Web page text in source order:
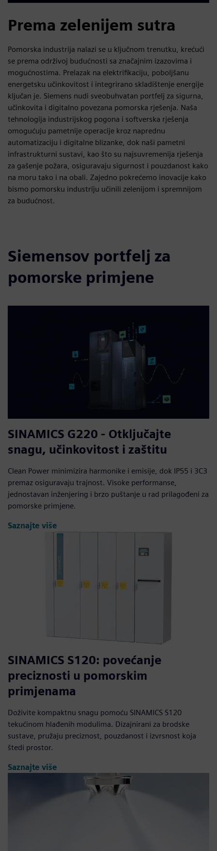
Prema zelenijem sutra
Pomorska industrija nalazi se u ključnom trenutku, krećući
se prema održivoj budućnosti sa značajnim izazovima i
mogućnostima. Prelazak na elektrifikaciju, poboljšanu
energetsku učinkovitost i integrirano skladištenje energije
ključan je. Siemens nudi sveobuhvatan portfelj za sigurna,
učinkovita i digitalno povezana pomorska rješenja. Naša
tehnologija industrijskog pogona i softverska rješenja
omogućuju pametnije operacije kroz naprednu
automatizaciju i digitalne blizanke, dok naši pametni
infrastrukturni sustavi, kao što su najsuvremenija rješenja
za gašenje požara, osiguravaju sigurnost i pouzdanost kako
na moru tako i na obali. Zajedno pokrećemo inovacije kako
bismo pomorsku industriju učinili zelenijom i spremnijom
za budućnost.
Siemensov portfelj za
pomorske primjene
SINAMICS G220 - Otključajte
snagu, učinkovitost i zaštitu
Clean Power minimizira harmonike i emisije, dok IP55 i 3C3
premaz osiguravaju trajnost. Visoke performanse,
jednostavan inženjering i brzo puštanje u rad prilagođeni za
pomorske primjene.
Saznajte više
SINAMICS S120: povećanje
preciznosti u pomorskim
primjenama
Doživite kompaktnu snagu pomoću SINAMICS S120
tekućinom hlađenih modulima. Dizajnirani za brodske
sustave, pružaju preciznost, pouzdanost i izvrsnost koja
štedi prostor.
Saznajte više